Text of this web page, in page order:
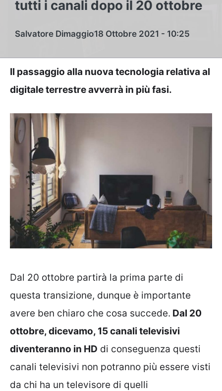
tutti i canali dopo il 20 ottobre
Salvatore Dimaggio18 Ottobre 2021 - 10:25
Il passaggio alla nuova tecnologia relativa al
digitale terrestre avverrà in più fasi.
Dal 20 ottobre partirà la prima parte di
questa transizione, dunque è importante
avere ben chiaro che cosa succede. Dal 20
ottobre, dicevamo, 15 canali televisivi
diventeranno in HD di conseguenza questi
canali televisivi non potranno più essere visti
da chi ha un televisore di quelli